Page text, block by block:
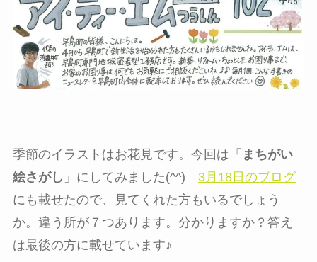
季節のイラストはお花見です。今回は「 まちがい
絵さがし 」にしてみました(^^) 3月18日のブログ
にも載せたので、見てくれた方もいるでしょう
か。違う所が７つあります。分かりますか？答え
は最後の方に載せています♪